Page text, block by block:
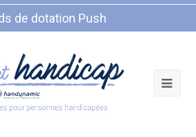
de dotation Push